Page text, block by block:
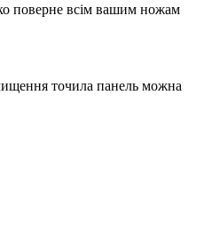
поверне всім вашим ножам
точила панель можна